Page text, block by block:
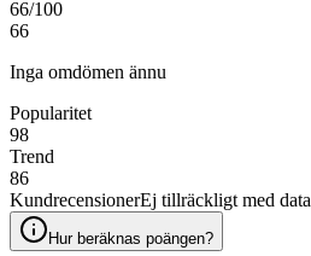
66/100
66
Inga omdömen ännu
Popularitet
98
Trend
86
KundrecensionerEj tillräckligt med data
Hur beräknas poängen?